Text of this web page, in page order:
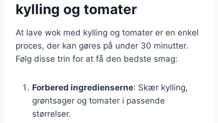
kylling og tomater
At lave wok med kylling og tomater er en enkel
proces, der kan gøres på under 30 minutter.
Følg disse trin for at få den bedste smag:
Forbered ingredienserne: Skær kylling,
grøntsager og tomater i passende
størrelser.